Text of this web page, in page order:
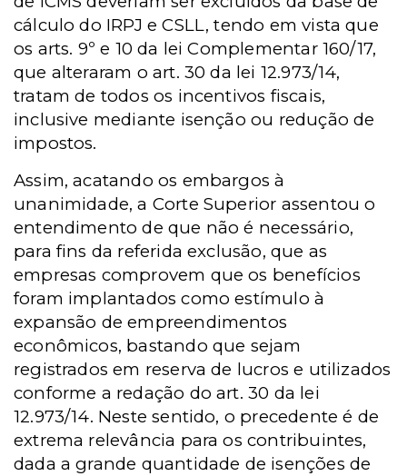
cálculo do IRPJ e CSLL, tendo em vista que
os arts. 9º e 10 da lei Complementar 160/17,
que alteraram o art. 30 da lei 12.973/14,
tratam de todos os incentivos fiscais,
inclusive mediante isenção ou redução de
impostos.
Assim, acatando os embargos à
unanimidade, a Corte Superior assentou o
entendimento de que não é necessário,
para fins da referida exclusão, que as
empresas comprovem que os benefícios
foram implantados como estímulo à
expansão de empreendimentos
econômicos, bastando que sejam
registrados em reserva de lucros e utilizados
conforme a redação do art. 30 da lei
12.973/14. Neste sentido, o precedente é de
extrema relevância para os contribuintes,
dada a grande quantidade de isenções de